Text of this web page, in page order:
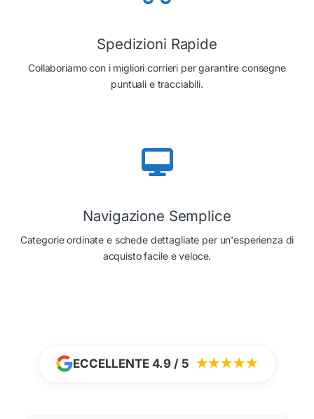
Spedizioni Rapide
Collaboriamo con i migliori corrieri per garantire consegne
puntuali e tracciabili.
Navigazione Semplice
Categorie ordinate e schede dettagliate per un'esperienza di
acquisto facile e veloce.
ECCELLENTE 4.9 / 5 ★★★★★